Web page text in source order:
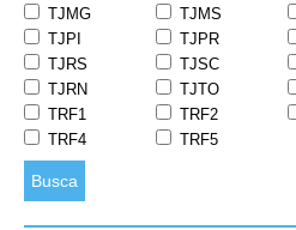
TJMG
TJMS
TJPI
TJPR
TJRS
TJSC
TJRN
TJTO
TRF1
TRF2
TRF4
TRF5
Busca